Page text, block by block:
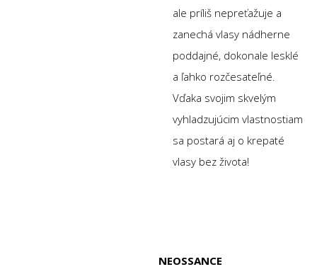
ale príliš nepreťažuje a
zanechá vlasy nádherne
poddajné, dokonale lesklé
a ľahko rozčesateľné.
Vďaka svojim skvelým
vyhladzujúcim vlastnostiam
sa postará aj o krepaté
vlasy bez života!
NEOSSANCE